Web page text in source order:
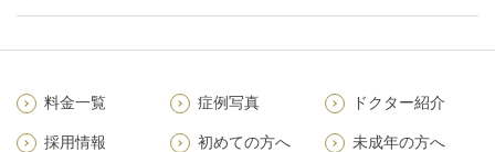
料金一覧 症例写真 ドクター紹介
採用情報 初めての方へ 未成年の方へ